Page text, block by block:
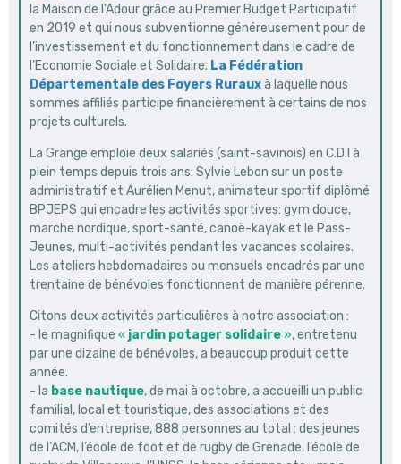
la Maison de l’Adour grâce au Premier Budget Participatif
en 2019 et qui nous subventionne généreusement pour de
l’investissement et du fonctionnement dans le cadre de
l’Economie Sociale et Solidaire. La Fédération
Départementale des Foyers Rurauxà laquelle nous
sommes affiliés participe financièrement à certains de nos
projets culturels.
La Grange emploie deux salariés (saint-savinois) en C.D.I à
plein temps depuis trois ans: Sylvie Lebon sur un poste
administratif et Aurélien Menut, animateur sportif diplômé
BPJEPS qui encadre les activités sportives: gym douce,
marche nordique, sport-santé, canoë-kayak et le Pass-
Jeunes, multi-activités pendant les vacances scolaires.
Les ateliers hebdomadaires ou mensuels encadrés par une
trentaine de bénévoles fonctionnent de manière pérenne.
Citons deux activités particulières à notre association :
- le magnifique « jardin potager solidaire », entretenu
par une dizaine de bénévoles, a beaucoup produit cette
année.
- la base nautique, de mai à octobre, a accueilli un public
familial, local et touristique, des associations et des
comités d’entreprise, 888 personnes au total : des jeunes
de l’ACM, l’école de foot et de rugby de Grenade, l’école de